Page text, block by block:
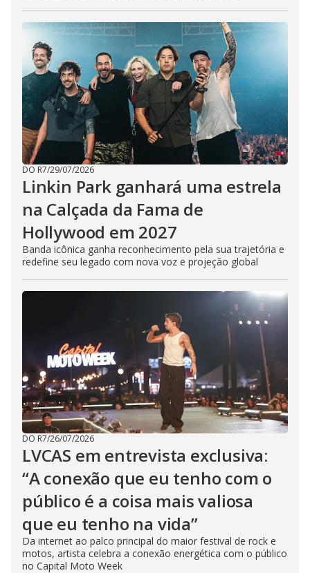
DO R7/29/07/2026
Linkin Park ganhará uma estrela
na Calçada da Fama de
Hollywood em 2027
Banda icônica ganha reconhecimento pela sua trajetória e
redefine seu legado com nova voz e projeção global
DO R7/26/07/2026
LVCAS em entrevista exclusiva:
“A conexão que eu tenho com o
público é a coisa mais valiosa
que eu tenho na vida”
Da internet ao palco principal do maior festival de rock e
motos, artista celebra a conexão energética com o público
no Capital Moto Week